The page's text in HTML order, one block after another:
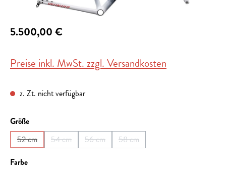
5.500,00 €
Preise inkl. MwSt. zzgl. Versandkosten
z. Zt. nicht verfügbar
Größeauswählen
52 cm
(Diese Option ist zurzeit nicht verfügbar.)
54 cm
(Diese Option ist zurzeit nicht verfügbar.)
56 cm
(Diese Option ist zurzeit nicht verfügbar.)
58 cm
(Diese Option ist zurzeit nicht
Farbeauswählen